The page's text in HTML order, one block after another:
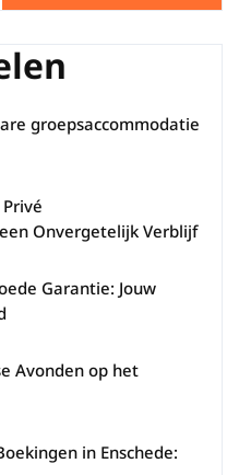
groepsaccommodatie
Onvergetelijk Verblijf
Garantie: Jouw
Avonden op het
in Enschede: